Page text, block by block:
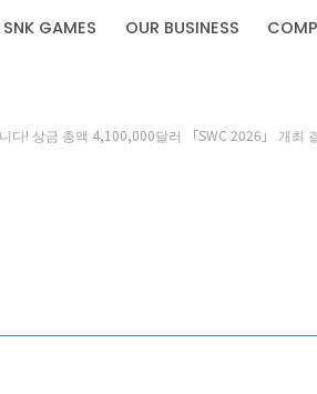
SNK GAMES OUR BUSINESSRECRUIT
다! 상금 총액 4,100,000달러 「SWC 2026」 개최